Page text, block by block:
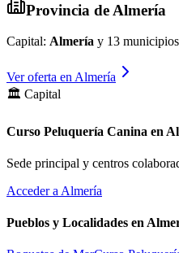
Provincia de Almería
Capital: Almería y 13
Ver oferta en Almería
🏛️ Capital
Curso Peluquería Canina en
Sede principal y centros
Acceder a Almería
Pueblos y Localidades en